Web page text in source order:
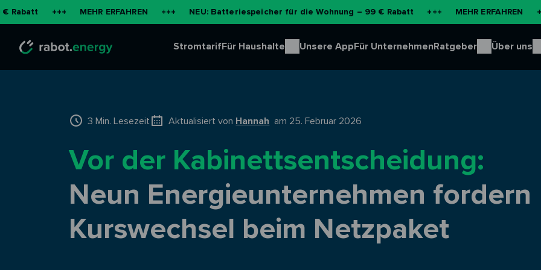
+++ MEHR ERFAHREN +++ NEU: Batteriespeicher für die Wohnung – 99 € Rabatt +++ MEHR ERFAHREN +++
StromtarifFür Haushalte Unsere AppFür UnternehmenRatgeber Über uns
3 Min. Lesezeit Aktualisiert von Hannah am 25. Februar 2026
Vor der Kabinettsentscheidung:
Neun Energieunternehmen fordern
Kurswechsel beim Netzpaket